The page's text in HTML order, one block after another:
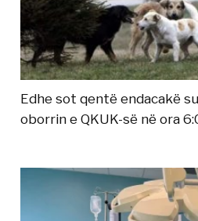
Edhe sot qentë endacakë
oborrin e QKUK-së në ora